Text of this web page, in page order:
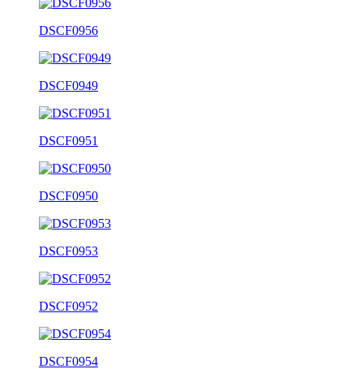
DSCF0956
DSCF0949
DSCF0951
DSCF0950
DSCF0953
DSCF0952
DSCF0954